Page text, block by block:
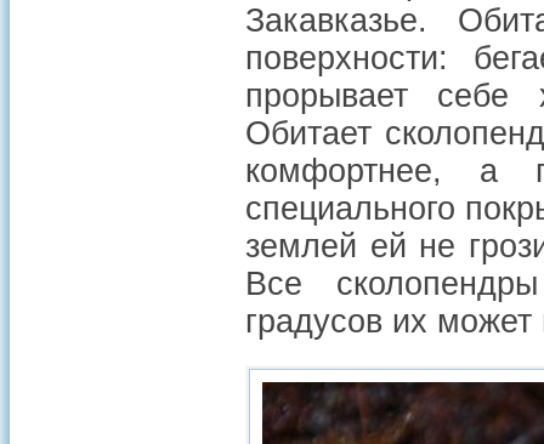
Закавказье.
поверхности:
прорывает
Обитает
комфортнее, а
специального
землей ей не
Все
градусов их может